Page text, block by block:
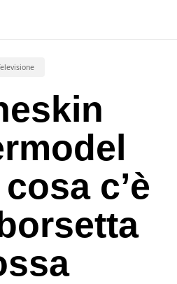
c’è